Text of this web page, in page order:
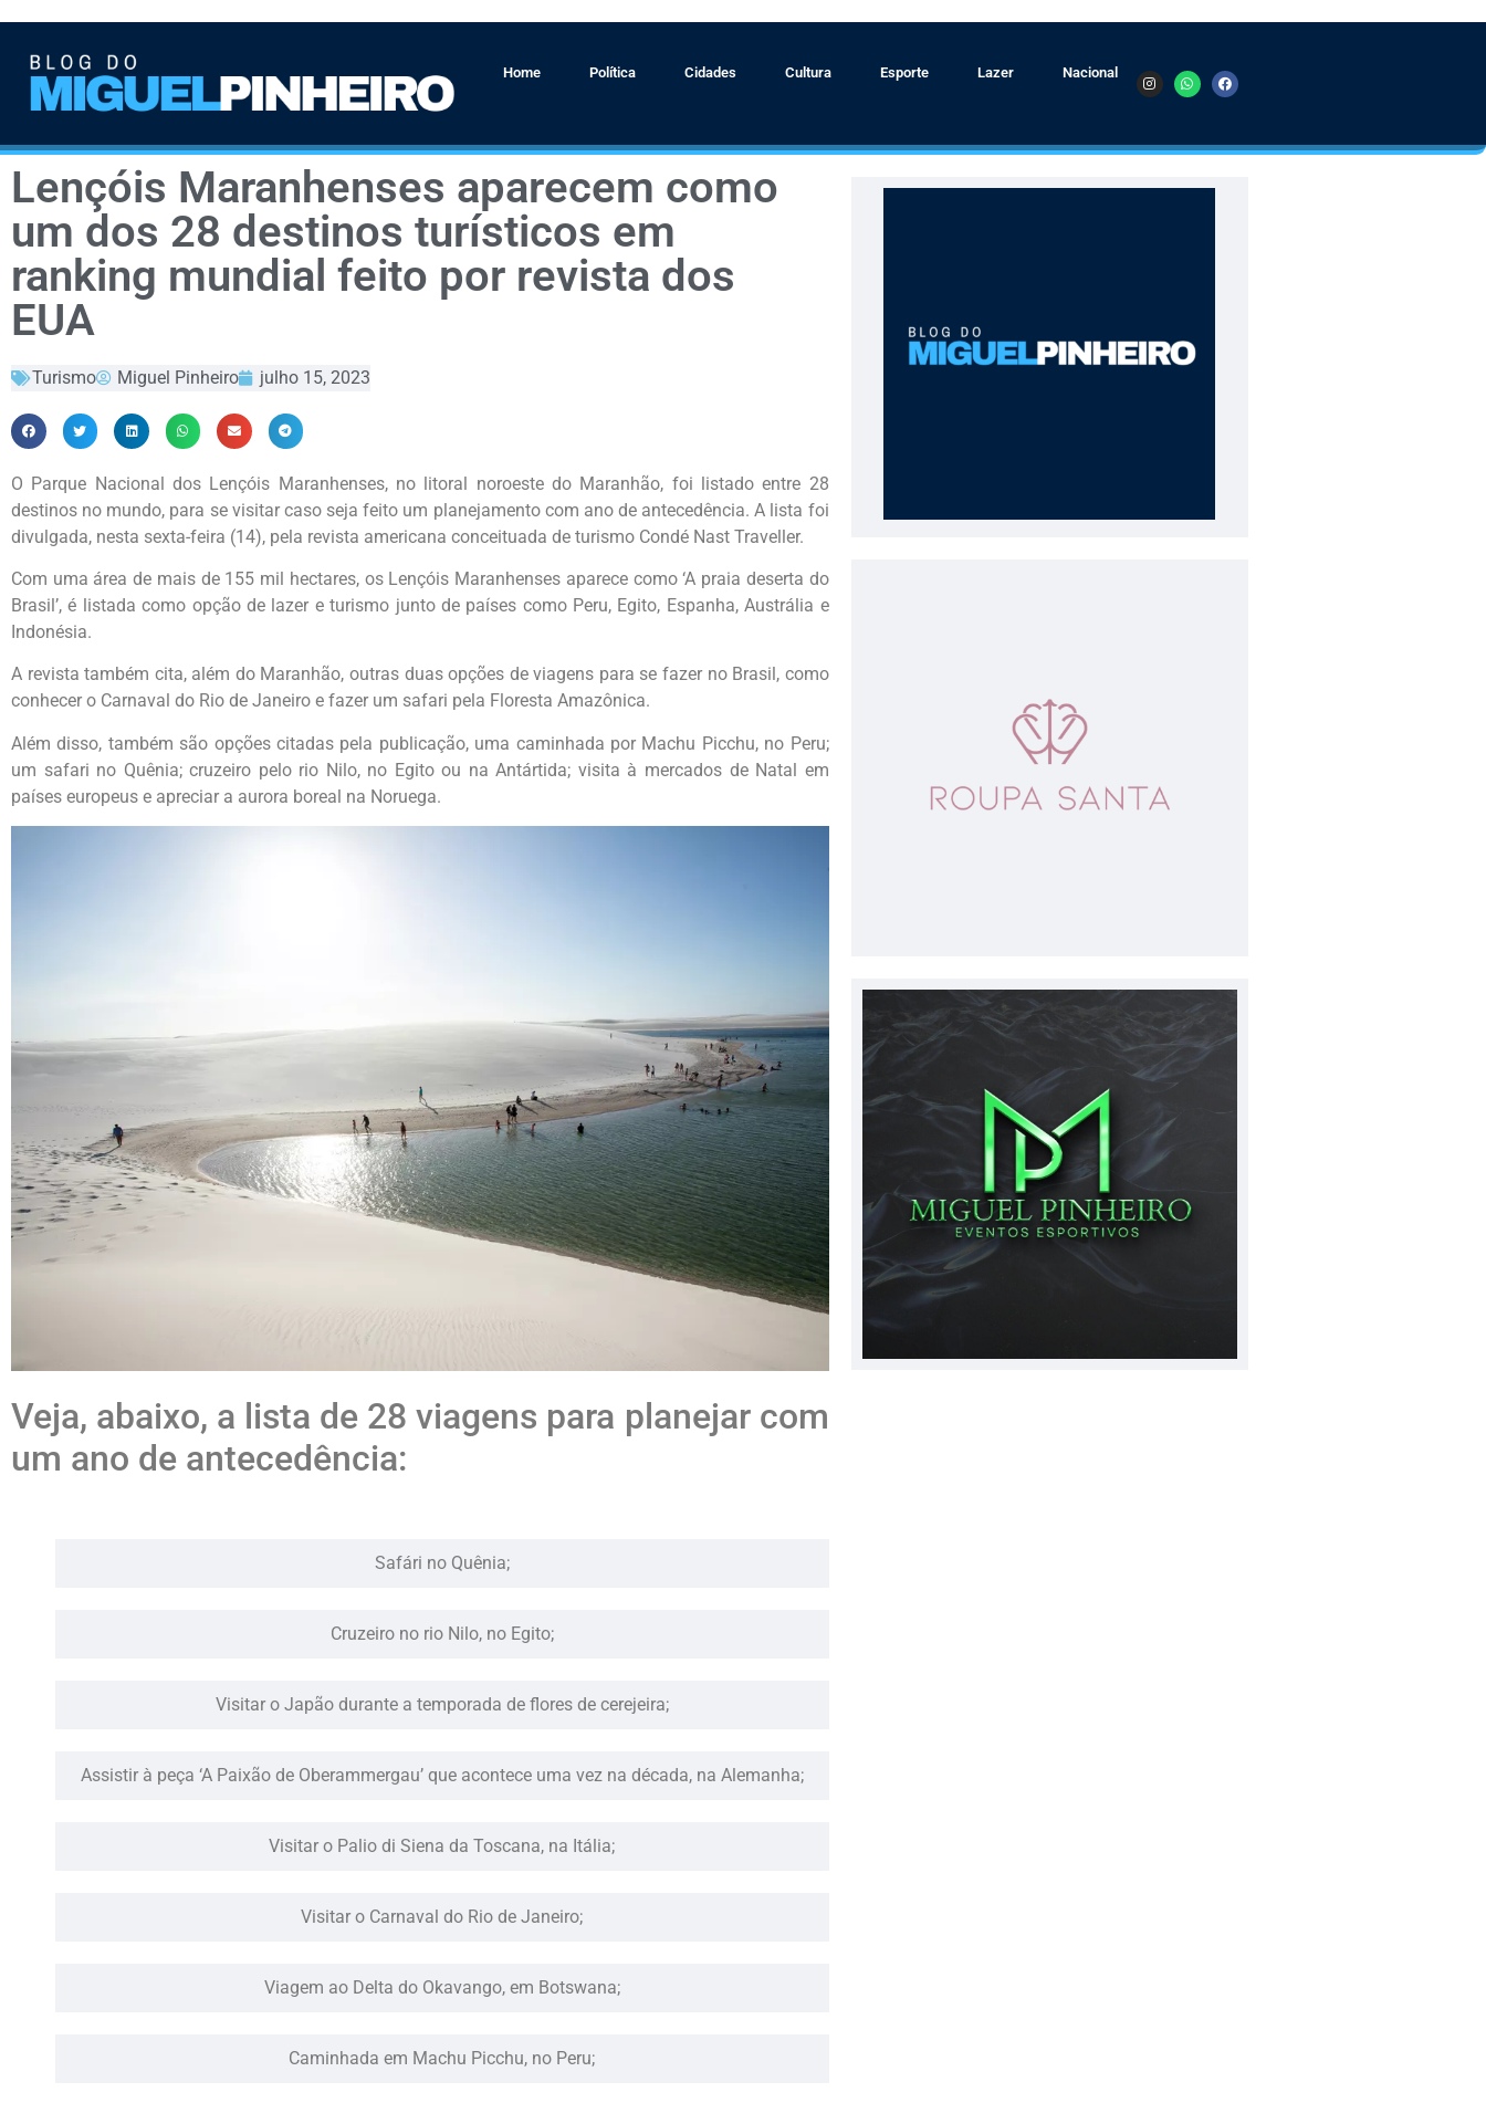
Home Política Cidades Cultura Esporte Lazer Nacional
Lençóis Maranhenses aparecem como
um dos 28 destinos turísticos em
ranking mundial feito por revista dos
EUA
Turismo Miguel Pinheiro julho 15, 2023
O Parque Nacional dos Lençóis Maranhenses, no litoral noroeste do Maranhão, foi listado entre 28
destinos no mundo, para se visitar caso seja feito um planejamento com ano de antecedência. A lista foi
divulgada, nesta sexta-feira (14), pela revista americana conceituada de turismo Condé Nast Traveller.
Com uma área de mais de 155 mil hectares, os Lençóis Maranhenses aparece como ‘A praia deserta do
Brasil’, é listada como opção de lazer e turismo junto de países como Peru, Egito, Espanha, Austrália e
Indonésia.
A revista também cita, além do Maranhão, outras duas opções de viagens para se fazer no Brasil, como
conhecer o Carnaval do Rio de Janeiro e fazer um safari pela Floresta Amazônica.
Além disso, também são opções citadas pela publicação, uma caminhada por Machu Picchu, no Peru;
um safari no Quênia; cruzeiro pelo rio Nilo, no Egito ou na Antártida; visita à mercados de Natal em
países europeus e apreciar a aurora boreal na Noruega.
Veja, abaixo, a lista de 28 viagens para planejar com
um ano de antecedência:
Safári no Quênia;
Cruzeiro no rio Nilo, no Egito;
Visitar o Japão durante a temporada de flores de cerejeira;
Assistir à peça ‘A Paixão de Oberammergau’ que acontece uma vez na década, na Alemanha;
Visitar o Palio di Siena da Toscana, na Itália;
Visitar o Carnaval do Rio de Janeiro;
Viagem ao Delta do Okavango, em Botswana;
Caminhada em Machu Picchu, no Peru;